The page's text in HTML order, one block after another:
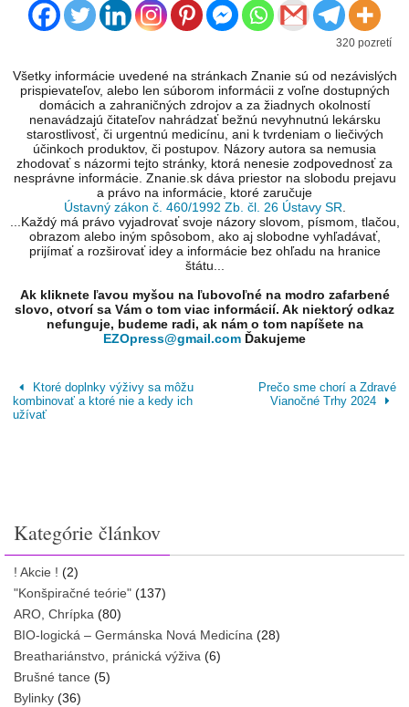
320 pozretí
Všetky informácie uvedené na stránkach Znanie sú od nezávislých
prispievateľov, alebo len súborom informácii z voľne dostupných
domácich a zahraničných zdrojov a za žiadnych okolností
nenavádzajú čitateľov nahrádzať bežnú nevyhnutnú lekársku
starostlivosť, či urgentnú medicínu, ani k tvrdeniam o liečivých
účinkoch produktov, či postupov. Názory autora sa nemusia
zhodovať s názormi tejto stránky, ktorá nenesie zodpovednosť za
nesprávne informácie. Znanie.sk dáva priestor na slobodu prejavu
a právo na informácie, ktoré zaručuje
Ústavný zákon č. 460/1992 Zb. čl. 26 Ústavy SR
...Každý má právo vyjadrovať svoje názory slovom, písmom, tlačou,
obrazom alebo iným spôsobom, ako aj slobodne vyhľadávať,
prijímať a rozširovať idey a informácie bez ohľadu na hranice
štátu...
Ak kliknete ľavou myšou na ľubovoľné na modro zafarbené
slovo, otvorí sa Vám o tom viac informácií. Ak niektorý odkaz
nefunguje, budeme radi, ak nám o tom napíšete na
EZOpress@gmail.com Ďakujeme
Ktoré doplnky výživy sa môžu
kombinovať a ktoré nie a kedy ich
užívať
Prečo sme chorí a Zdravé
Vianočné Trhy 2024
Kategórie článkov
! Akcie ! (2)
"Konšpiračné teórie" (137)
ARO, Chrípka (80)
BIO-logická – Germánska Nová Medicína (28)
Breathariánstvo, pránická výživa (6)
Brušné tance (5)
Bylinky (36)